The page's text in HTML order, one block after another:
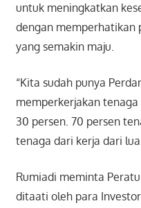
untuk meningkatkan
dengan memperhatikan
yang semakin maju.
“Kita sudah punya
memperkerjakan
30 persen. 70 persen
tenaga dari kerja dari
Rumiadi meminta
ditaati oleh para